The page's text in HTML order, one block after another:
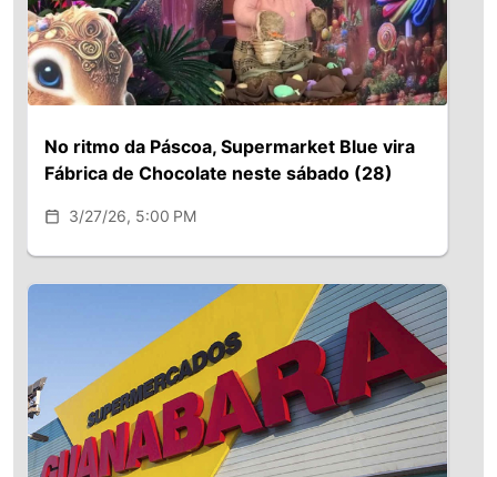
No ritmo da Páscoa, Supermarket Blue vira
Fábrica de Chocolate neste sábado (28)
3/27/26, 5:00 PM